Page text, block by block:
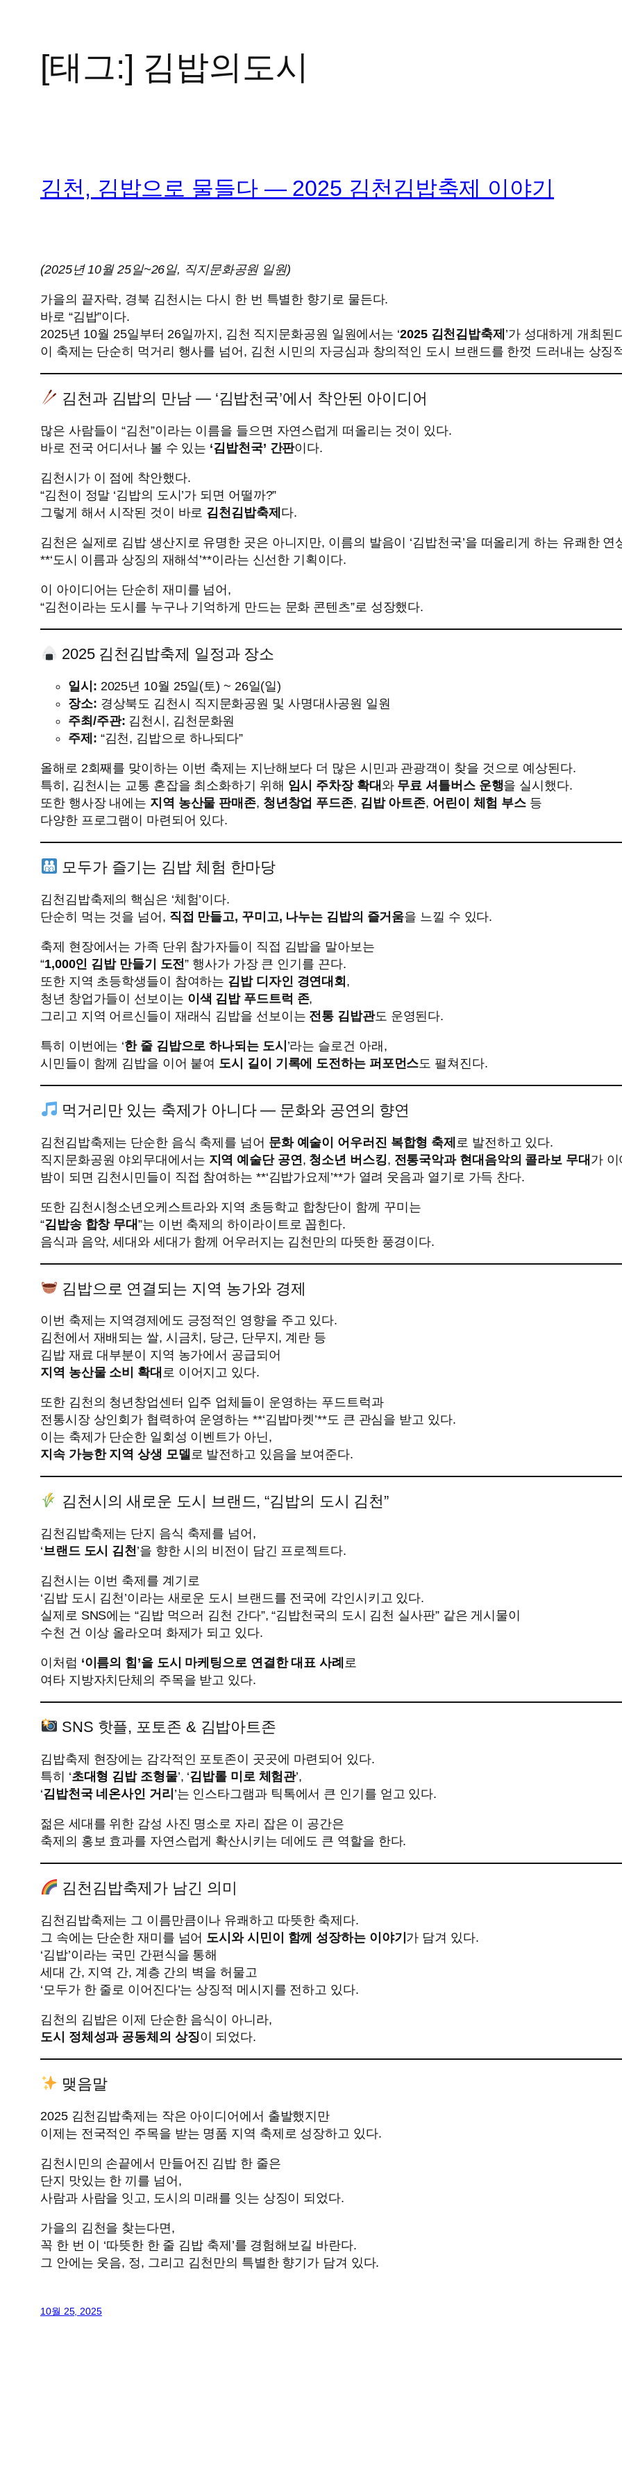
[태그:] 김밥의도시
김천, 김밥으로 물들다 — 2025 김천김밥축제 이야기
(2025년 10월 25일~26일, 직지문화공원 일원)
가을의 끝자락, 경북 김천시는 다시 한 번 특별한 향기로 물든다.
바로 “김밥”이다.
2025년 10월 25일부터 26일까지, 김천 직지문화공원 일원에서는 ‘2025 김천김밥축제 ’가 성대하게 개최된
이 축제는 단순히 먹거리 행사를 넘어, 김천 시민의 자긍심과 창의적인 도시 브랜드를 한껏 드러내는 상징
김천과 김밥의 만남 — ‘김밥천국’에서 착안된 아이디어
많은 사람들이 “김천”이라는 이름을 들으면 자연스럽게 떠올리는 것이 있다.
바로 전국 어디서나 볼 수 있는 ‘김밥천국’ 간판이다.
김천시가 이 점에 착안했다.
“김천이 정말 ‘김밥의 도시’가 되면 어떨까?”
그렇게 해서 시작된 것이 바로 김천김밥축제 다.
김천은 실제로 김밥 생산지로 유명한 곳은 아니지만, 이름의 발음이 ‘김밥천국’을 떠올리게 하는 유쾌한 연
**‘도시 이름과 상징의 재해석’**이라는 신선한 기획이다.
이 아이디어는 단순히 재미를 넘어,
“김천이라는 도시를 누구나 기억하게 만드는 문화 콘텐츠”로 성장했다.
2025 김천김밥축제 일정과 장소
일시: 2025년 10월 25일(토) ~ 26일(일)
장소: 경상북도 김천시 직지문화공원 및 사명대사공원 일원
주최/주관: 김천시, 김천문화원
주제: “김천, 김밥으로 하나되다”
올해로 2회째를 맞이하는 이번 축제는 지난해보다 더 많은 시민과 관광객이 찾을 것으로 예상된다.
특히, 김천시는 교통 혼잡을 최소화하기 위해 임시 주차장 확대 와 무료 셔틀버스 운행을 실시했다.
또한 행사장 내에는 지역 농산물 판매존, 청년창업 푸드존, 김밥 아트존, 어린이 체험 부스 등
다양한 프로그램이 마련되어 있다.
모두가 즐기는 김밥 체험 한마당
김천김밥축제의 핵심은 ‘체험’이다.
단순히 먹는 것을 넘어, 직접 만들고, 꾸미고, 나누는 김밥의 즐거움을 느낄 수 있다.
축제 현장에서는 가족 단위 참가자들이 직접 김밥을 말아보는
“1,000인 김밥 만들기 도전” 행사가 가장 큰 인기를 끈다.
또한 지역 초등학생들이 참여하는 김밥 디자인 경연대회 ,
청년 창업가들이 선보이는 이색 김밥 푸드트럭 존,
그리고 지역 어르신들이 재래식 김밥을 선보이는 전통 김밥관도 운영된다.
특히 이번에는 ‘한 줄 김밥으로 하나되는 도시 ’라는 슬로건 아래,
시민들이 함께 김밥을 이어 붙여 도시 길이 기록에 도전하는 퍼포먼스도 펼쳐진다.
먹거리만 있는 축제가 아니다 — 문화와 공연의 향연
김천김밥축제는 단순한 음식 축제를 넘어 문화 예술이 어우러진 복합형 축제 로 발전하고 있다.
직지문화공원 야외무대에서는 지역 예술단 공연 , 청소년 버스킹, 전통국악과 현대음악의 콜라보 무대 가
밤이 되면 김천시민들이 직접 참여하는 **‘김밥가요제’**가 열려 웃음과 열기로 가득 찬다.
또한 김천시청소년오케스트라와 지역 초등학교 합창단이 함께 꾸미는
“김밥송 합창 무대”는 이번 축제의 하이라이트로 꼽힌다.
음식과 음악, 세대와 세대가 함께 어우러지는 김천만의 따뜻한 풍경이다.
김밥으로 연결되는 지역 농가와 경제
이번 축제는 지역경제에도 긍정적인 영향을 주고 있다.
김천에서 재배되는 쌀, 시금치, 당근, 단무지, 계란 등
김밥 재료 대부분이 지역 농가에서 공급되어
지역 농산물 소비 확대 로 이어지고 있다.
또한 김천의 청년창업센터 입주 업체들이 운영하는 푸드트럭과
전통시장 상인회가 협력하여 운영하는 **‘김밥마켓’**도 큰 관심을 받고 있다.
이는 축제가 단순한 일회성 이벤트가 아닌,
지속 가능한 지역 상생 모델로 발전하고 있음을 보여준다.
김천시의 새로운 도시 브랜드, “김밥의 도시 김천”
김천김밥축제는 단지 음식 축제를 넘어,
‘브랜드 도시 김천’을 향한 시의 비전이 담긴 프로젝트다.
김천시는 이번 축제를 계기로
‘김밥 도시 김천’이라는 새로운 도시 브랜드를 전국에 각인시키고 있다.
실제로 SNS에는 “김밥 먹으러 김천 간다”, “김밥천국의 도시 김천 실사판” 같은 게시물이
수천 건 이상 올라오며 화제가 되고 있다.
이처럼 ‘이름의 힘’을 도시 마케팅으로 연결한 대표 사례 로
여타 지방자치단체의 주목을 받고 있다.
SNS 핫플, 포토존 & 김밥아트존
김밥축제 현장에는 감각적인 포토존이 곳곳에 마련되어 있다.
특히 ‘초대형 김밥 조형물’, ‘김밥롤 미로 체험관’,
‘김밥천국 네온사인 거리 ’는 인스타그램과 틱톡에서 큰 인기를 얻고 있다.
젊은 세대를 위한 감성 사진 명소로 자리 잡은 이 공간은
축제의 홍보 효과를 자연스럽게 확산시키는 데에도 큰 역할을 한다.
김천김밥축제가 남긴 의미
김천김밥축제는 그 이름만큼이나 유쾌하고 따뜻한 축제다.
그 속에는 단순한 재미를 넘어 도시와 시민이 함께 성장하는 이야기 가 담겨 있다.
‘김밥’이라는 국민 간편식을 통해
세대 간, 지역 간, 계층 간의 벽을 허물고
‘모두가 한 줄로 이어진다’는 상징적 메시지를 전하고 있다.
김천의 김밥은 이제 단순한 음식이 아니라,
도시 정체성과 공동체의 상징이 되었다.
맺음말
2025 김천김밥축제는 작은 아이디어에서 출발했지만
이제는 전국적인 주목을 받는 명품 지역 축제로 성장하고 있다.
김천시민의 손끝에서 만들어진 김밥 한 줄은
단지 맛있는 한 끼를 넘어,
사람과 사람을 잇고, 도시의 미래를 잇는 상징이 되었다.
가을의 김천을 찾는다면,
꼭 한 번 이 ‘따뜻한 한 줄 김밥 축제’를 경험해보길 바란다.
그 안에는 웃음, 정, 그리고 김천만의 특별한 향기가 담겨 있다.
10월 25, 2025